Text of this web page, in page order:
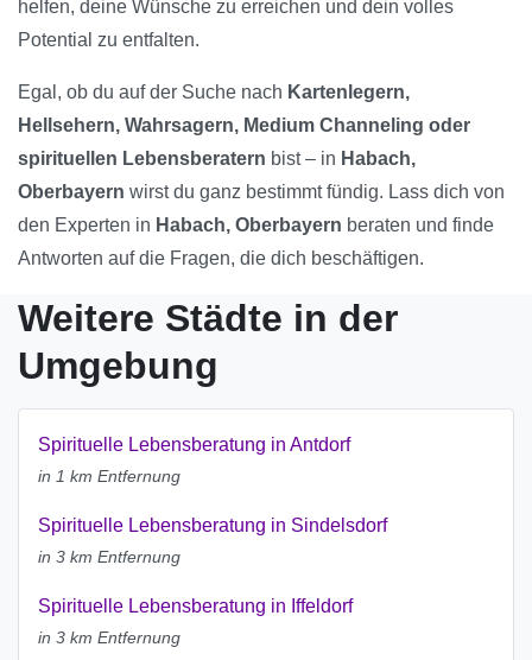
helfen, deine Wünsche zu erreichen und dein volles
Potential zu entfalten.
Egal, ob du auf der Suche nach Kartenlegern,
Hellsehern, Wahrsagern, Medium Channeling oder
spirituellen Lebensberatern bist – in Habach,
Oberbayern wirst du ganz bestimmt fündig. Lass dich von
den Experten in Habach, Oberbayern beraten und finde
Antworten auf die Fragen, die dich beschäftigen.
Weitere Städte in der
Umgebung
Spirituelle Lebensberatung in Antdorf
in 1 km Entfernung
Spirituelle Lebensberatung in Sindelsdorf
in 3 km Entfernung
Spirituelle Lebensberatung in Iffeldorf
in 3 km Entfernung